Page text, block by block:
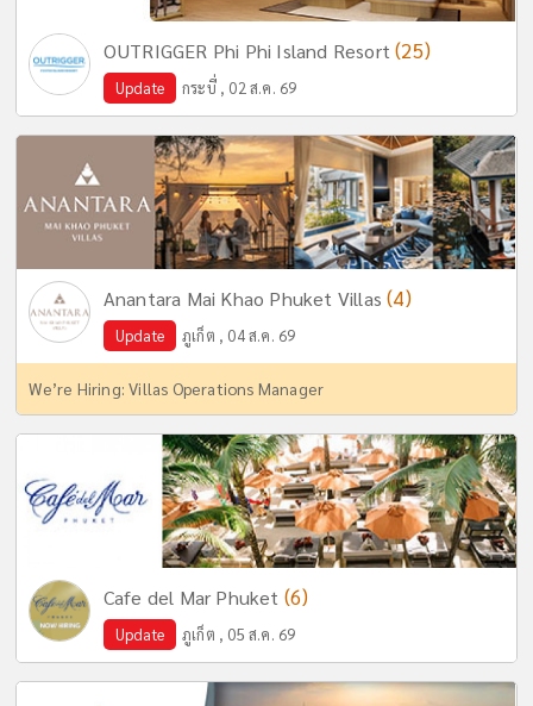
OUTRIGGER Phi Phi Island Resort(25)
Update กระบี่ , 02 ส.ค. 69
Anantara Mai Khao Phuket Villas(4)
Update ภูเก็ต , 04 ส.ค. 69
We’re Hiring: Villas Operations Manager
Cafe del Mar Phuket (6)
Update ภูเก็ต , 05 ส.ค. 69